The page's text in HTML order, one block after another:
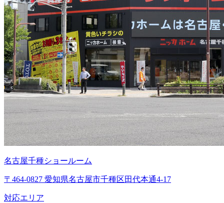
名古屋千種ショールーム
〒464-0827 愛知県名古屋市千種区田代本通4-17
対応エリア